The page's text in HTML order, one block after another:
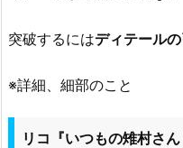
突破するにはディテール
※詳細、細部のこと
リコ『いつもの雉村さん